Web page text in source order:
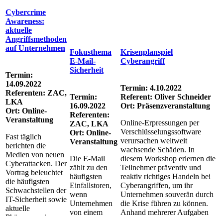
Cybercrime
Awareness:
aktuelle
Angriffsmethoden
auf Unternehmen
Termin:
14.09.2022
Referenten: ZAC,
LKA
Ort: Online-
Veranstaltung
Fast täglich
berichten die
Medien von neuen
Cyberattacken. Der
Vortrag beleuchtet
die häufigsten
Schwachstellen der
IT-Sicherheit sowie
aktuelle
Fokusthema
E-Mail-
Sicherheit
Termin:
16.09.2022
Referenten:
ZAC, LKA
Ort: Online-
Veranstaltung
Die E-Mail
zählt zu den
häufigsten
Einfallstoren,
wenn
Unternehmen
von einem
Krisenplanspiel
Cyberangriff
Termin: 4.10.2022
Referent: Oliver Schneider
Ort: Präsenzveranstaltung
Online-Erpressungen per
Verschlüsselungssoftware
verursachen weltweit
wachsende Schäden. In
diesem Workshop erlernen die
Teilnehmer präventiv und
reaktiv richtiges Handeln bei
Cyberangriffen, um ihr
Unternehmen souverän durch
die Krise führen zu können.
Anhand mehrerer Aufgaben